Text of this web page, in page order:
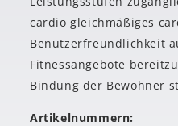
cardio gleichmäßiges
Benutzerfreundlichkeit
Fitnessangebote
Bindung der Bewohner
Artikelnummern: